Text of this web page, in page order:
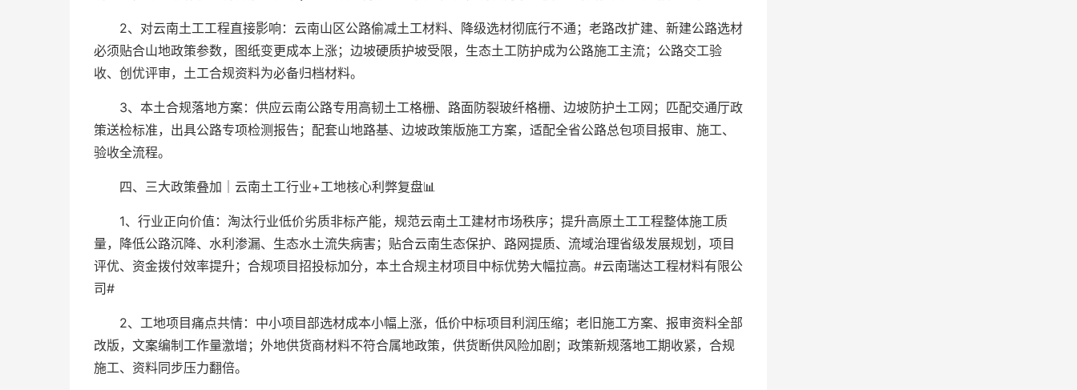
2、对云南土工工程直接影响：云南山区公路偷减土工材料、降级选材彻底行不通；老路改扩建、新建公路选材
必须贴合山地政策参数，图纸变更成本上涨；边坡硬质护坡受限，生态土工防护成为公路施工主流；公路交工验
收、创优评审，土工合规资料为必备归档材料。
3、本土合规落地方案：供应云南公路专用高韧土工格栅、路面防裂玻纤格栅、边坡防护土工网；匹配交通厅政
策送检标准，出具公路专项检测报告；配套山地路基、边坡政策版施工方案，适配全省公路总包项目报审、施工、
验收全流程。
四、三大政策叠加｜云南土工行业+工地核心利弊复盘📊
1、行业正向价值：淘汰行业低价劣质非标产能，规范云南土工建材市场秩序；提升高原土工工程整体施工质
量，降低公路沉降、水利渗漏、生态水土流失病害；贴合云南生态保护、路网提质、流域治理省级发展规划，项目
评优、资金拨付效率提升；合规项目招投标加分，本土合规主材项目中标优势大幅拉高。#云南瑞达工程材料有限公
司#
2、工地项目痛点共情：中小项目部选材成本小幅上涨，低价中标项目利润压缩；老旧施工方案、报审资料全部
改版，文案编制工作量激增；外地供货商材料不符合属地政策，供货断供风险加剧；政策新规落地工期收紧，合规
施工、资料同步压力翻倍。